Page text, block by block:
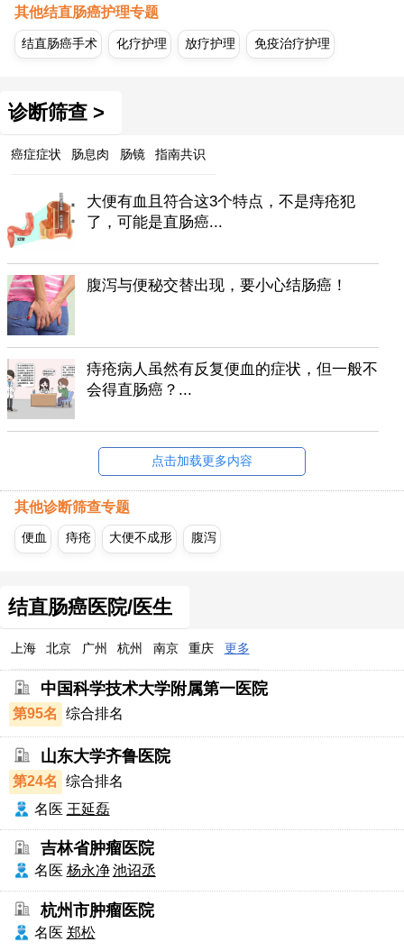
其他结直肠癌护理专题
结直肠癌手术 化疗护理 放疗护理 免疫治疗护理
诊断筛查 >
癌症症状 肠息肉 肠镜 指南共识
大便有血且符合这3个特点，不是痔疮犯
了，可能是直肠癌...
腹泻与便秘交替出现，要小心结肠癌！
痔疮病人虽然有反复便血的症状，但一般不
会得直肠癌？...
点击加载更多内容
其他诊断筛查专题
便血 痔疮 大便不成形 腹泻
结直肠癌医院/医生
上海 北京 广州 杭州 南京 重庆 更多
中国科学技术大学附属第一医院
第95名 综合排名
山东大学齐鲁医院
第24名
综合排名
名医 王延磊
吉林省肿瘤医院
名医 杨永净 池诏丞
杭州市肿瘤医院
名医 郑松